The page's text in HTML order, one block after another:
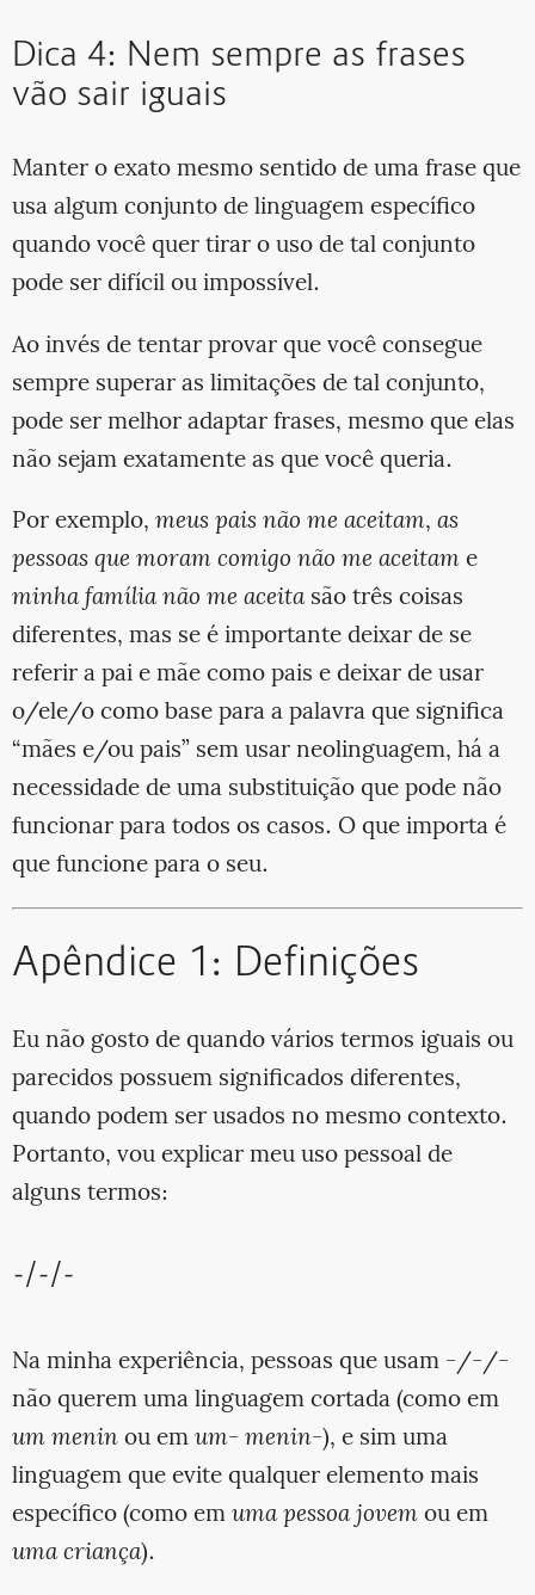
Dica 4: Nem sempre as frases
vão sair iguais
Manter o exato mesmo sentido de uma frase que
usa algum conjunto de linguagem específico
quando você quer tirar o uso de tal conjunto
pode ser difícil ou impossível.
Ao invés de tentar provar que você consegue
sempre superar as limitações de tal conjunto,
pode ser melhor adaptar frases, mesmo que elas
não sejam exatamente as que você queria.
Por exemplo, meus pais não me aceitam, as
pessoas que moram comigo não me aceitame
minha família não me aceitasão três coisas
diferentes, mas se é importante deixar de se
referir a pai e mãe como pais e deixar de usar
o/ele/o como base para a palavra que significa
“mães e/ou pais” sem usar neolinguagem, há a
necessidade de uma substituição que pode não
funcionar para todos os casos. O que importa é
que funcione para o seu.
Apêndice 1: Definições
Eu não gosto de quando vários termos iguais ou
parecidos possuem significados diferentes,
quando podem ser usados no mesmo contexto.
Portanto, vou explicar meu uso pessoal de
alguns termos:
-/-/-
Na minha experiência, pessoas que usam -/-/-
não querem uma linguagem cortada (como em
um meninou emum- menin-), e sim uma
linguagem que evite qualquer elemento mais
específico (como emuma pessoa jovemou em
uma criança).